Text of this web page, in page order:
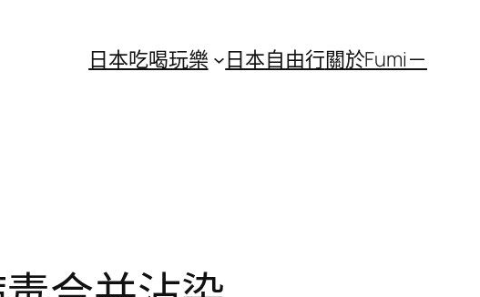
日本吃喝玩樂 日本自由行關於Fumi－